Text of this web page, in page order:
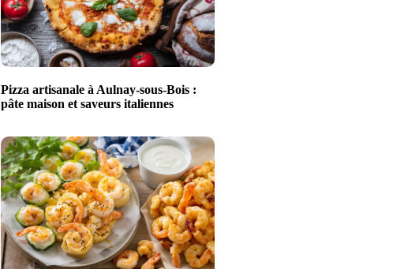
Pizza artisanale à Aulnay-sous-Bois :
pâte maison et saveurs italiennes